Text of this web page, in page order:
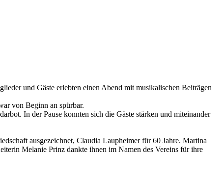
und Gäste erlebten einen Abend mit musikalischen Beiträgen
von Beginn an spürbar.
In der Pause konnten sich die Gäste stärken und miteinander
ausgezeichnet, Claudia Laupheimer für 60 Jahre. Martina
Melanie Prinz dankte ihnen im Namen des Vereins für ihre